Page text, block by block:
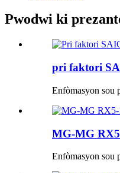
Pwodwi ki
pri faktori
Enfòmasyon sou
MG-MG
Enfòmasyon